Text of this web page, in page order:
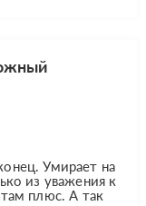
Умирает на
из уважения к
плюс. А так